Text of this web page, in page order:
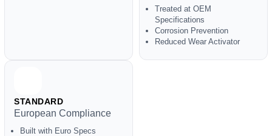
Treated at OEM
Specifications
Corrosion Prevention
Reduced Wear Activator
STANDARD
European Compliance
Built with Euro Specs